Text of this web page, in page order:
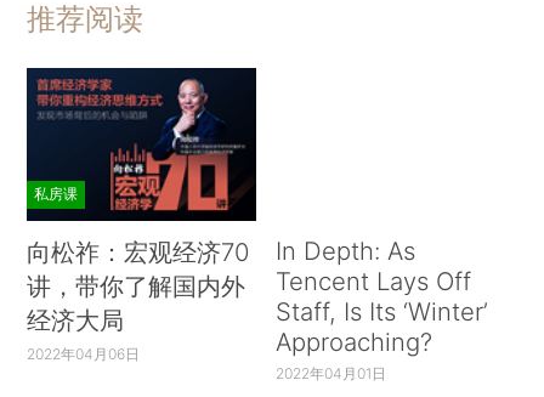
推荐阅读
私房课
向松祚：宏观经济70
讲，带你了解国内外
经济大局
2022年04月06日
In Depth: As
Tencent Lays Off
Staff, Is Its ‘Winter’
Approaching?
2022年04月01日